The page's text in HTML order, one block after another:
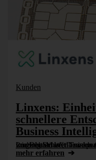
Kunden
Linxens:
schnellere
Business
Ludwig Stüwe, Division Controller bei Linxens, erläutert, wie DeltaMaster Transparenz über Kosten, Margen und Prozesse schafft – und warum
mehr erfahren